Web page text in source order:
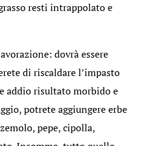
resti intrappolato e
dovrà essere
di riscaldare l’impasto
addio risultato morbido e
potrete aggiungere erbe
pepe, cipolla,